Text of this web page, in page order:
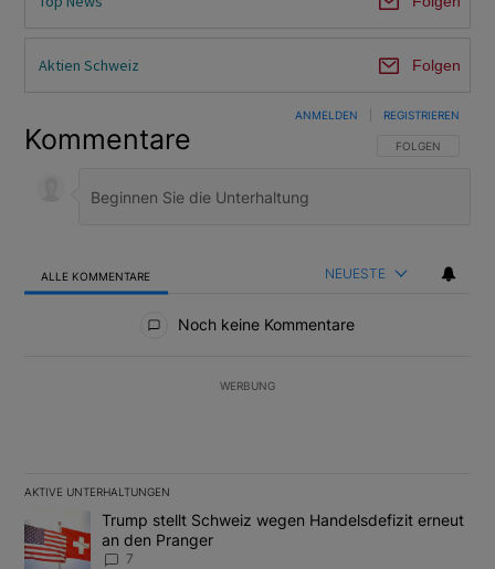
Aktien Schweiz Folgen
Kommentare FOLGE DIESER
FOLGEN
ANMELDEN REGISTRIEREN
ALLE KOMMENTARE NEUESTE
Noch keine Kommentare
WERBUNG
AKTIVE UNTERHALTUNGEN
Das Folgende ist eine Liste der am meisten kommentierten
Ein Trendartikel mit dem Titel "Trump stellt Schweiz wegen
Trump stellt Schweiz wegen Handelsdefizit erneut
an den Pranger
7